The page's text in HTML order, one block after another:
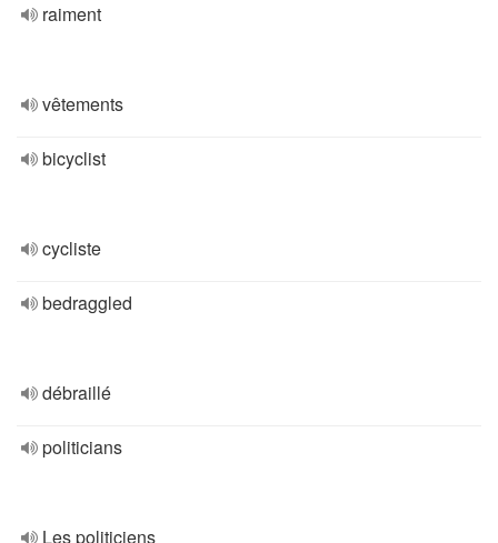
raiment
vêtements
bicyclist
cycliste
bedraggled
débraillé
politicians
Les politiciens